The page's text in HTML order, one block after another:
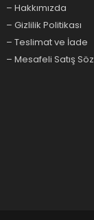
– Hakkımızda
– Gizlilik Politikası
– Teslimat ve İade
– Mesafeli Satış